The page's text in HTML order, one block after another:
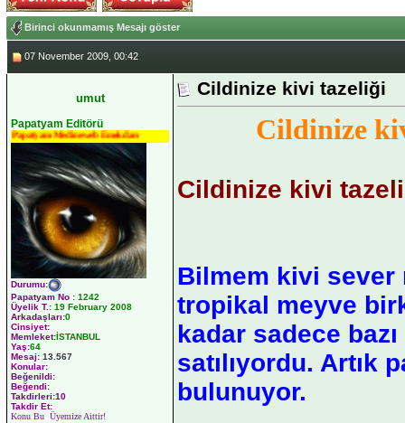
Birinci okunmamış Mesajı göster
07 November 2009, 00:42
umut
Papatyam Editörü
Papatyam Medineweb Emekdarı
Durumu:
Papatyam No : 1242
Üyelik T.: 19 February 2008
Arkadaşları:0
Cinsiyet:
Memleket:İSTANBUL
Yaş:64
Mesaj: 13.567
Konular:
Beğenildi:
Beğendi:
Takdirleri:10
Takdir Et:
Konu Bu Üyemize Aittir!
Cildinize kivi tazeliği
Cildinize
Cildinize kivi
Bilmem kivi sever
tropikal meyve
kadar sadece
satılıyordu. Artık
bulunuyor.